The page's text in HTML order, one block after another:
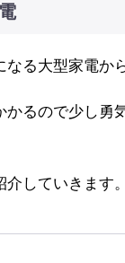
る大型家電か
るので少し勇
していきます。